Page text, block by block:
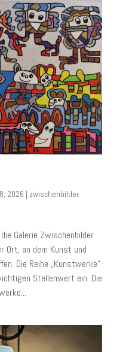
2026 | zwischenbilder
Galerie Zwischenbilder
Ort, an dem Kunst und
Die Reihe „Kunstwerke“
Stellenwert ein. Die